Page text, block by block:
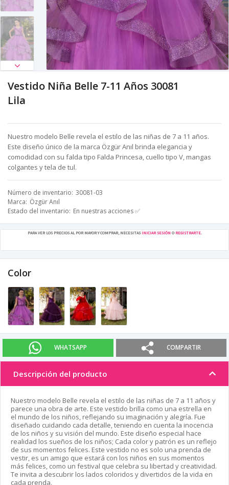
Vestido Niña Belle 7-11 Años 30081
Lila
Nuestro modelo Belle revela el estilo de las niñas de 7 a 11 años.
Este diseño único de la marca Özgür Anıl brinda elegancia y
comodidad con su falda tipo Falda Princesa, cuello tipo V, mangas
colgantes y tela de tul.
Número de inventario 30081-03
Marca Özgür Anıl
Estado del inventario En nuestras acciones ✅
PARA VER LOS PRECIOS AL POR MAYOR Y COMPRAR, NECESITAS INICIAR SESIÓNO REGISTRARTE.
Color
WHATSAPP COMPARTIR
Descripción del producto
Nuestro modelo Belle revela el estilo de las niñas de 7 a 11 años y
parece una obra de arte. Este vestido brilla como una estrella en
el mundo de los niños, reflejando su imaginación y alegría. Fue
diseñado cuidando cada detalle, teniendo en cuenta la inocencia
de los niños y su visión del mundo. Este diseño especial hace
realidad los sueños de los niños; Cada color y patrón es un reflejo
de sus momentos felices. Este vestido no es solo una prenda de
vestir, es un amigo que estará con los niños en sus momentos
más felices, como un festival que celebra su libertad y creatividad.
Te invita a descubrir los lados coloridos y divertidos de la vida en
cada prenda.